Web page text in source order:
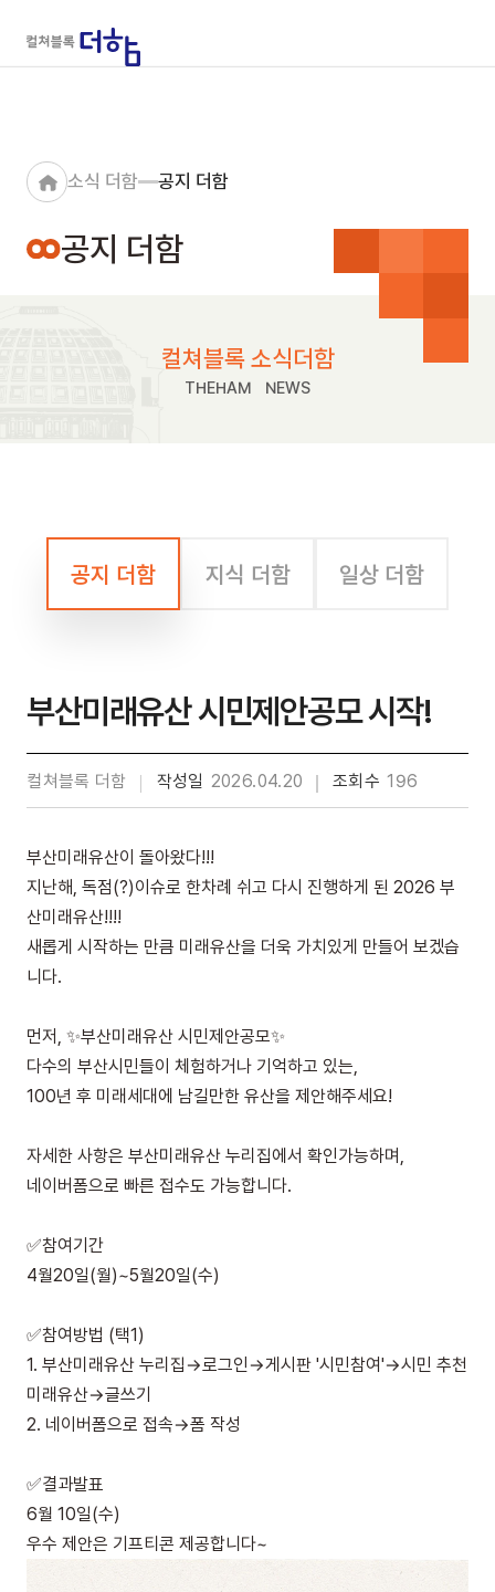
소식 더함 공지 더함
공지 더함
컬쳐블록 소식더함
THEHAM NEWS
공지 더함 지식 더함 일상 더함
부산미래유산 시민제안공모 시작!
컬쳐블록 더함 작성일 2026.04.20 조회수 196
부산미래유산이 돌아왔다!!!
지난해, 독점(?)이슈로 한차례 쉬고 다시 진행하게 된 2026 부
산미래유산!!!!
새롭게 시작하는 만큼 미래유산을 더욱 가치있게 만들어 보겠습
니다.
먼저, ✨부산미래유산 시민제안공모✨
다수의 부산시민들이 체험하거나 기억하고 있는,
100년 후 미래세대에 남길만한 유산을 제안해주세요!
자세한 사항은부산미래유산 누리집에서 확인가능하며,
네이버폼으로 빠른 접수도 가능합니다.
✅참여기간
4월20일(월)~5월20일(수)
✅참여방법 (택1)
1. 부산미래유산 누리집→로그인→게시판 '시민참여'→시민 추천
미래유산→글쓰기
2. 네이버폼으로 접속→폼 작성
✅결과발표
6월 10일(수)
우수 제안은 기프티콘 제공합니다~